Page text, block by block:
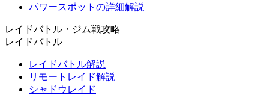
パワースポットの詳細解説
レイドバトル・ジム戦攻略
レイドバトル
レイドバトル解説
リモートレイド解説
シャドウレイド